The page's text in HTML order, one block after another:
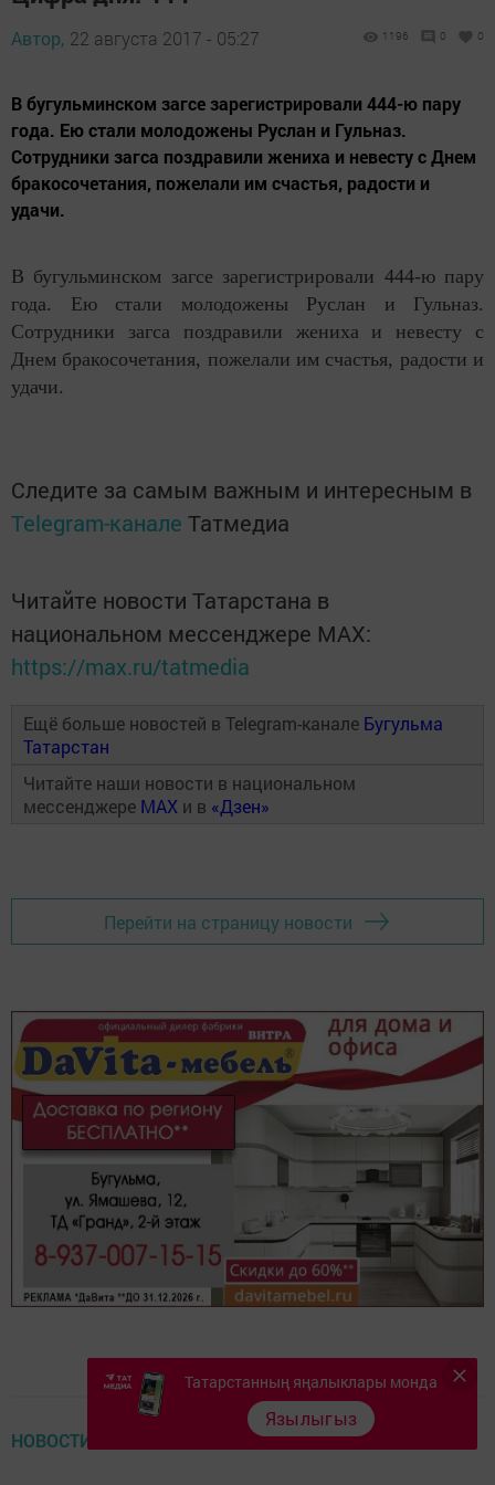
Автор, 22 августа 2017 - 05:27 1196 0 0
В бугульминском загсе зарегистрировали 444-ю пару
года. Ею стали молодожены Руслан и Гульназ.
Сотрудники загса поздравили жениха и невесту с Днем
бракосочетания, пожелали им счастья, радости и
удачи.
В бугульминском загсе зарегистрировали 444-ю пару
года. Ею стали молодожены Руслан и Гульназ.
Сотрудники загса поздравили жениха и невесту с
Днем бракосочетания, пожелали им счастья, радости и
удачи.
Следите за самым важным и интересным в
Telegram-канале Татмедиа
Читайте новости Татарстана в
национальном мессенджере MАХ:
https://max.ru/tatmedia
Ещё больше новостей в Telegram-канале Бугульма
Татарстан
Читайте наши новости в национальном
мессенджере MAX и в «Дзен»
Перейти на страницу новости
НОВОСТИ
Татарстанның яңалыклары монда
Язылыгыз